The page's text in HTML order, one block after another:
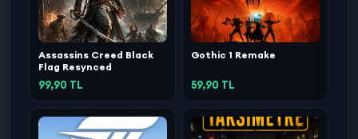
Assassins Creed Black
Flag Resynced
99,90 TL
Gothic 1 Remake
59,90 TL